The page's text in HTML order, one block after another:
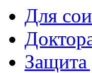
Для
Защита